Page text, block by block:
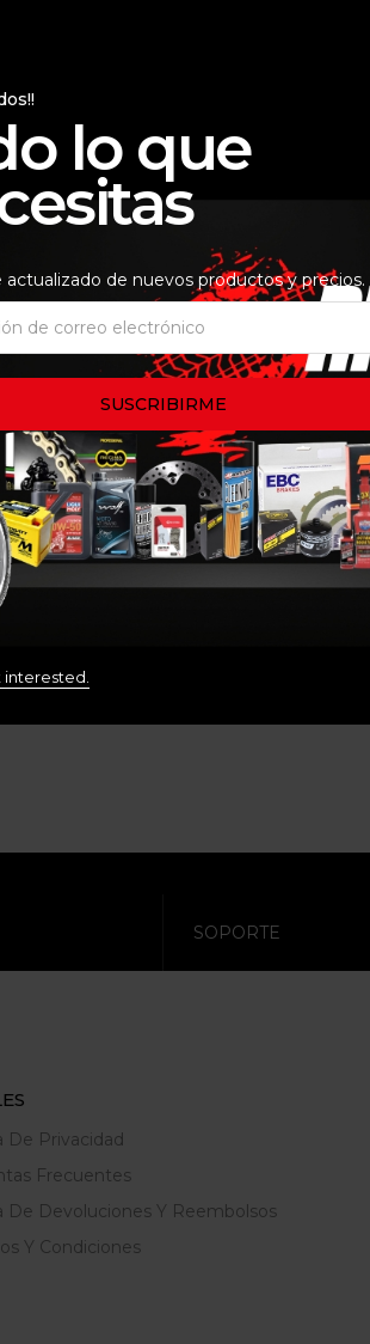
lo que
de nuevos productos y precios.
interested.
SOPORTE
De Privacidad
Frecuentes
De Devoluciones Y Reembolsos
Y Condiciones